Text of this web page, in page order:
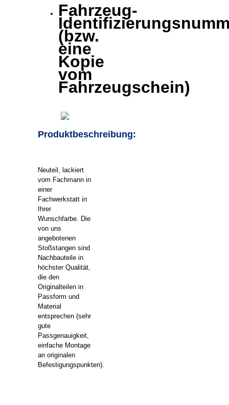
Fahrzeug-
(bzw.
eine
Kopie
vom
Fahrzeugschein)
Produktbeschreibung:
Neuteil, lackiert
vom Fachmann in
einer
Fachwerkstatt in
Ihrer
Wunschfarbe. Die
von uns
angebotenen
Stoßstangen sind
Nachbauteile in
höchster Qualität,
die den
Originalteilen in
Passform und
Material
entsprechen (sehr
gute
Passgenauigkeit,
einfache Montage
an originalen
Befestigungspunkten).